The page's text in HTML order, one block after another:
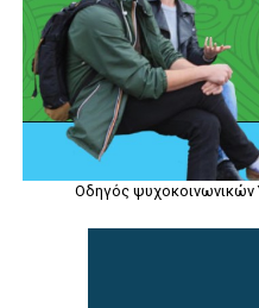
Οδηγός ψυχοκοινωνικών